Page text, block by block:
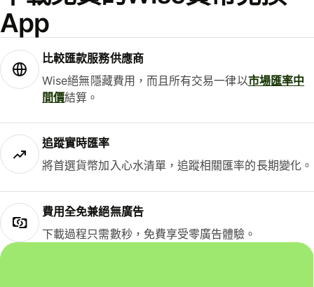
App
比較匯款服務供應商
Wise絕無隱藏費用，而且所有交易一律以市場匯率中
間價結算。
追蹤實時匯率
將首選貨幣加入心水清單，追蹤相關匯率的長期變化。
費用全免兼絕無廣告
下載過程只需數秒，免費享受零廣告體驗。